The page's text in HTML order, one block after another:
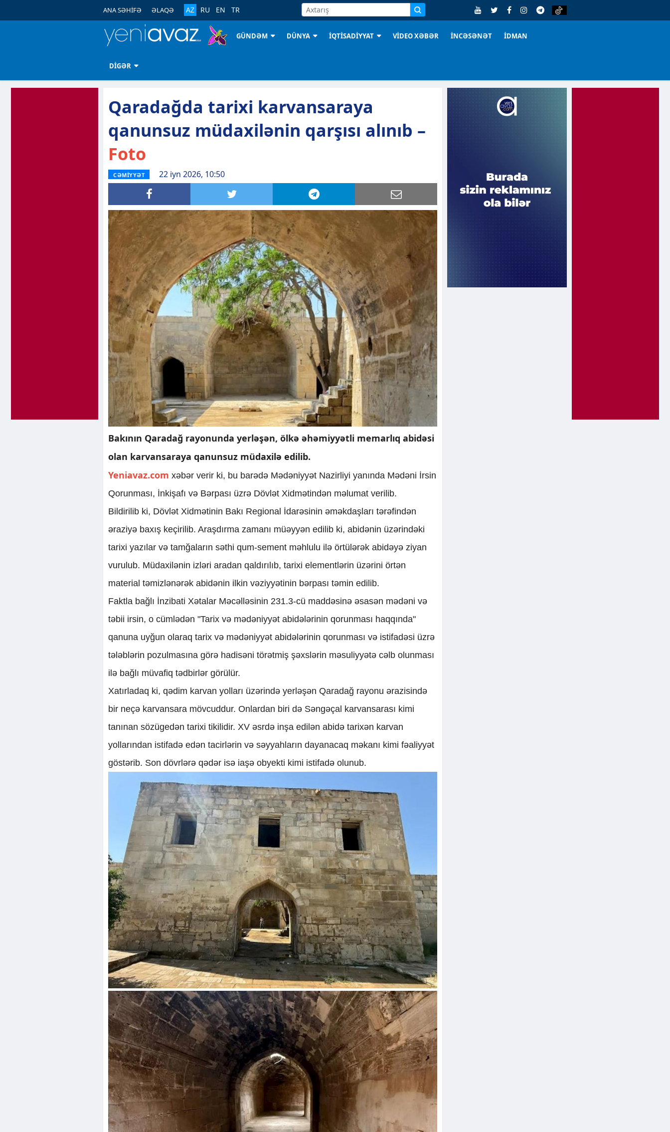
ANA SƏHİFƏ ƏLAQƏ AZ RU EN TR
GÜNDƏM DÜNYA İQTİSADİYYAT VİDEO XƏBƏR İNCƏSƏNƏT İDMAN
DİGƏR
Qaradağda tarixi karvansaraya
qanunsuz müdaxilənin qarşısı alınıb –
Foto
CƏMİYYƏT 22 iyn 2026, 10:50
Bakının Qaradağ rayonunda yerləşən, ölkə əhəmiyyətli memarlıq abidəsi
olan karvansaraya qanunsuz müdaxilə edilib.
Yeniavaz.com xəbər verir ki, bu barədə Mədəniyyət Nazirliyi yanında Mədəni İrsin
Qorunması, İnkişafı və Bərpası üzrə Dövlət Xidmətindən məlumat verilib.
Bildirilib ki, Dövlət Xidmətinin Bakı Regional İdarəsinin əməkdaşları tərəfindən
əraziyə baxış keçirilib. Araşdırma zamanı müəyyən edilib ki, abidənin üzərindəki
tarixi yazılar və tamğaların səthi qum-sement məhlulu ilə örtülərək abidəyə ziyan
vurulub. Müdaxilənin izləri aradan qaldırılıb, tarixi elementlərin üzərini örtən
material təmizlənərək abidənin ilkin vəziyyətinin bərpası təmin edilib.
Faktla bağlı İnzibati Xətalar Məcəlləsinin 231.3-cü maddəsinə əsasən mədəni və
təbii irsin, o cümlədən "Tarix və mədəniyyət abidələrinin qorunması haqqında"
qanuna uyğun olaraq tarix və mədəniyyət abidələrinin qorunması və istifadəsi üzrə
tələblərin pozulmasına görə hadisəni törətmiş şəxslərin məsuliyyətə cəlb olunması
ilə bağlı müvafiq tədbirlər görülür.
Xatırladaq ki, qədim karvan yolları üzərində yerləşən Qaradağ rayonu ərazisində
bir neçə karvansara mövcuddur. Onlardan biri də Səngəçal karvansarası kimi
tanınan sözügedən tarixi tikilidir. XV əsrdə inşa edilən abidə tarixən karvan
yollarından istifadə edən tacirlərin və səyyahların dayanacaq məkanı kimi fəaliyyət
göstərib. Son dövrlərə qədər isə iaşə obyekti kimi istifadə olunub.